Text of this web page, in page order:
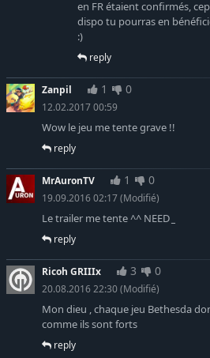
en FR étaient confirmés,
dispo tu pourras en
:)
reply
Zanpil 1 0
12.02.2017 00:59
Wow le jeu me tente grave !!
reply
MrAuronTV 1 0
19.09.2016 02:17 (Modifié)
Le trailer me tente ^^ NEED
reply
Ricoh GRIIIx 3 0
20.08.2016 22:30 (Modifié)
Mon dieu , chaque jeu Bethesda
comme ils sont forts
reply